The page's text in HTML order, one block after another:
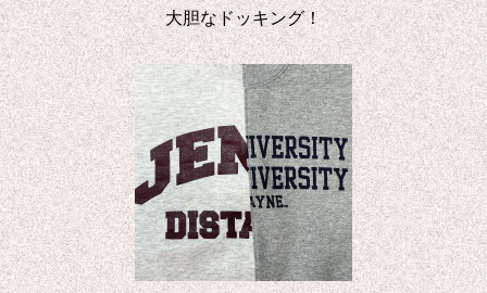
大胆なドッキング！